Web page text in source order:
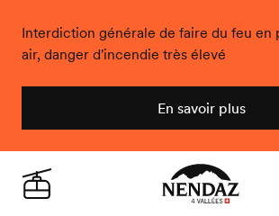
Interdiction générale de faire du feu en
air, danger d'incendie très élevé
En savoir plus